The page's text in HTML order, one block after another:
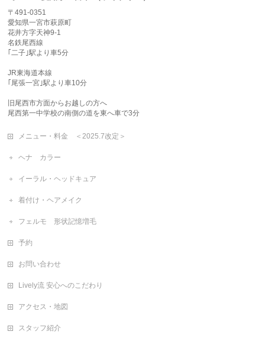
〒491-0351
愛知県一宮市萩原町
花井方字天神9-1
名鉄尾西線
｢二子｣駅より車5分
JR東海道本線
｢尾張一宮｣駅より車10分
旧尾西市方面からお越しの方へ
尾西第一中学校の南側の道を東へ車で3分
メニュー・料金 ＜2025.7改定＞
ヘナ カラー
イーラル・ヘッドキュア
着付け・ヘアメイク
フェルモ 形状記憶増毛
予約
お問い合わせ
Lively流 安心へのこだわり
アクセス・地図
スタッフ紹介